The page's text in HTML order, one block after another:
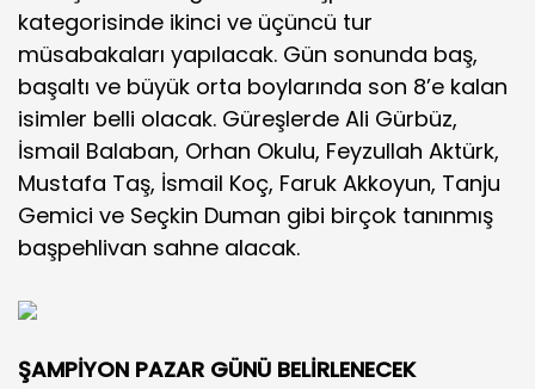
kategorisinde ikinci ve üçüncü tur
müsabakaları yapılacak. Gün sonunda baş,
başaltı ve büyük orta boylarında son 8’e kalan
isimler belli olacak. Güreşlerde Ali Gürbüz,
İsmail Balaban, Orhan Okulu, Feyzullah Aktürk,
Mustafa Taş, İsmail Koç, Faruk Akkoyun, Tanju
Gemici ve Seçkin Duman gibi birçok tanınmış
başpehlivan sahne alacak.
ŞAMPİYON PAZAR GÜNÜ BELİRLENECEK